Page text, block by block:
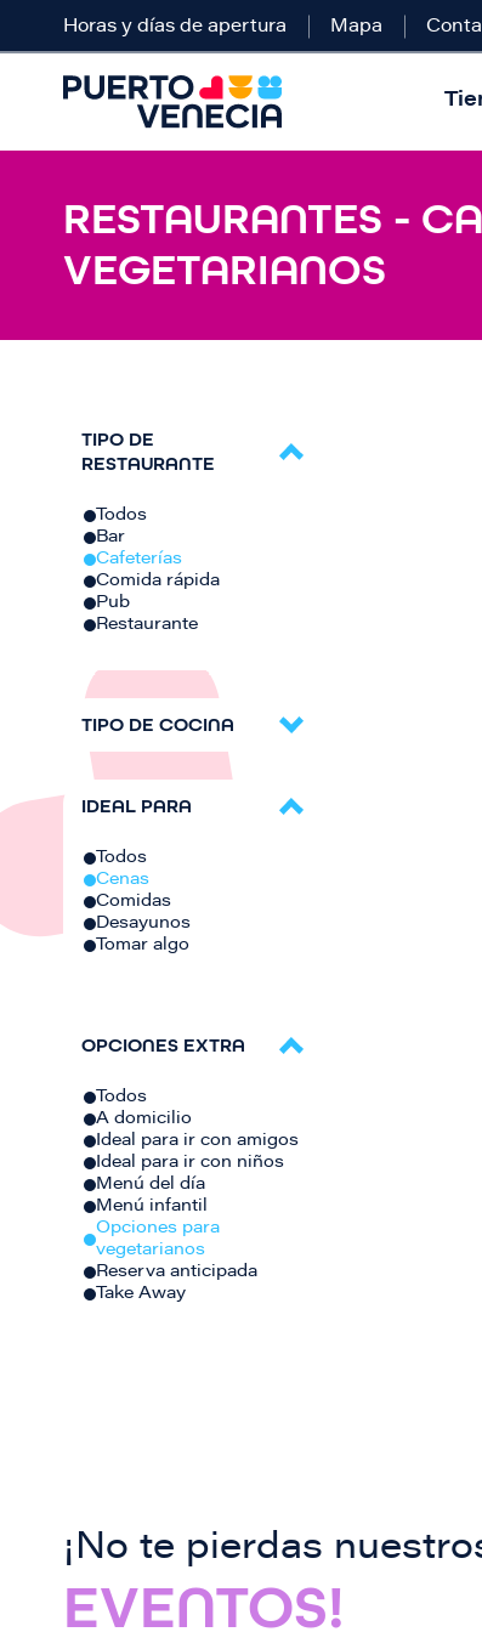
Horas y días de apertura Mapa
RESTAURANTES -
VEGETARIANOS
TIPO DE
RESTAURANTE
Todos
Bar
Cafeterías
Comida rápida
Pub
Restaurante
TIPO DE COCINA
IDEAL PARA
Todos
Cenas
Comidas
Desayunos
Tomar algo
OPCIONES EXTRA
Todos
A domicilio
Ideal para ir con amigos
Ideal para ir con niños
Menú del día
Menú infantil
Opciones para
vegetarianos
Reserva anticipada
Take Away
¡No te pierdas
EVENTOS!